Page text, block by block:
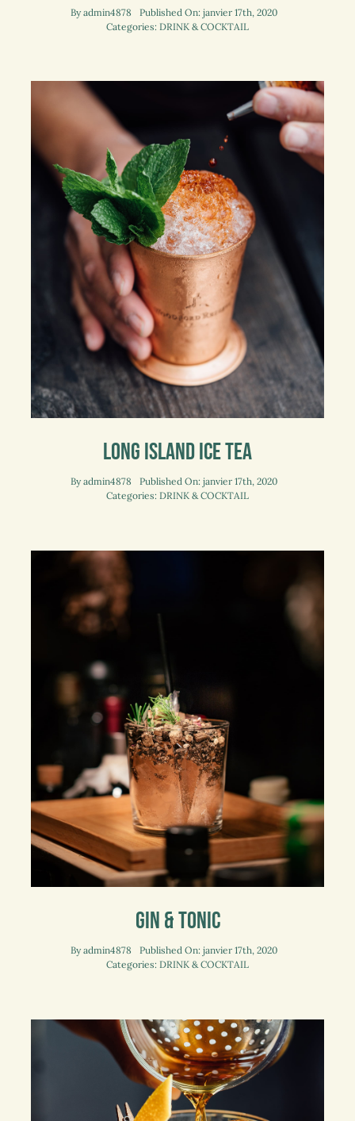
Byadmin4878
Published On: janvier 17th, 2020
Categories: DRINK & COCKTAIL
Long Island Ice Tea
Byadmin4878
Published On: janvier 17th, 2020
Categories: DRINK & COCKTAIL
Gin & Tonic
Byadmin4878
Published On: janvier 17th, 2020
Categories: DRINK & COCKTAIL